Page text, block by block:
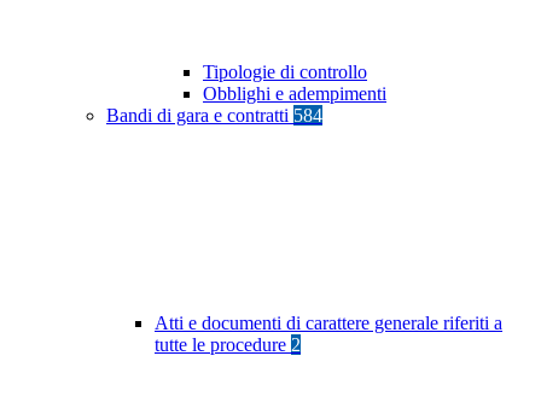
Tipologie di controllo
Obblighi e adempimenti
Bandi di gara e contratti 584
Atti e documenti di carattere generale riferiti a
tutte le procedure 2